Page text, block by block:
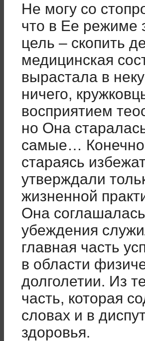
Не могу со
что в Ее режиме
цель – скопить
медицинская
вырастала в
ничего,
восприятием
но Она
самые…
стараясь
утверждали
жизненной
Она
убеждения
главная часть
в области
долголетии. Из
часть, которая
словах и в
здоровья.